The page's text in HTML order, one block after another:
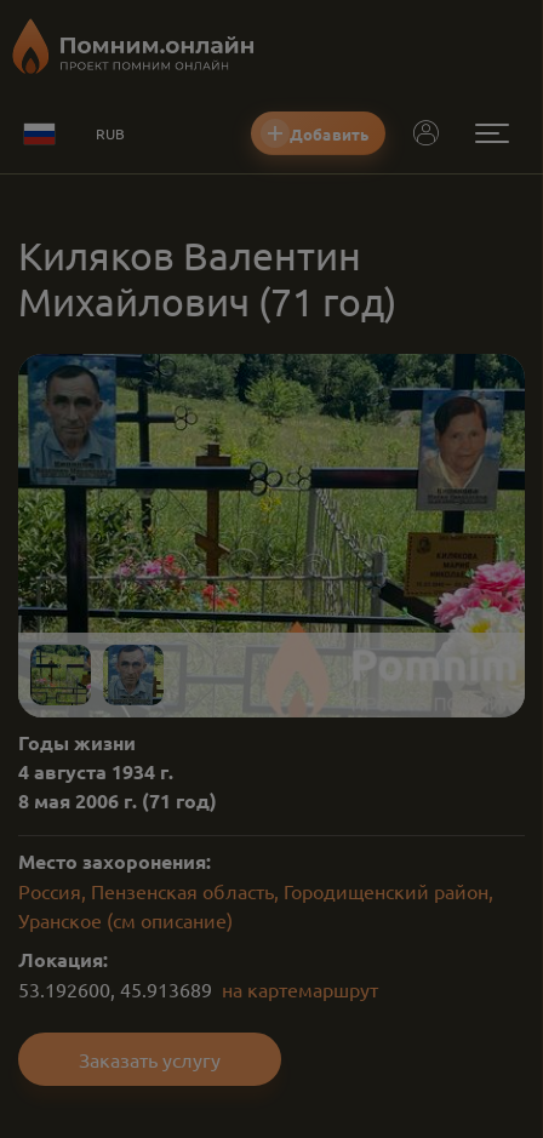
RUB Добавить
Киляков Валентин
Михайлович (71 год)
Годы жизни
4 августа 1934 г.
8 мая 2006 г. (71 год)
Место захоронения:
Россия, Пензенская область, Городищенский район,
Уранское (см описание)
Локация:
53.192600, 45.913689 на картемаршрут
Заказать услугу